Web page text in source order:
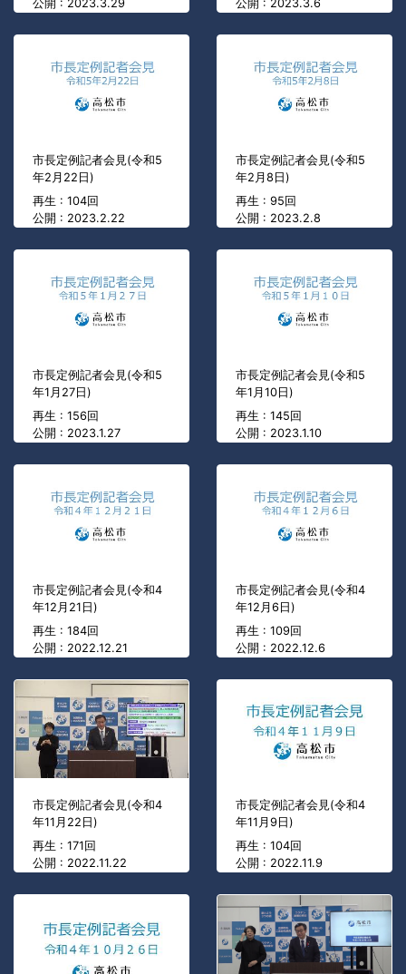
公開 : 2023.3.29 公開 : 2023.3.6
市長定例記者会見(令和5
年2月22日)
再生 : 104回
公開 : 2023.2.22
市長定例記者会見(令和5
年2月8日)
再生 : 95回
公開 : 2023.2.8
市長定例記者会見(令和5
年1月27日)
再生 : 156回
公開 : 2023.1.27
市長定例記者会見(令和5
年1月10日)
再生 : 145回
公開 : 2023.1.10
市長定例記者会見(令和4
年12月21日)
再生 : 184回
公開 : 2022.12.21
市長定例記者会見(令和4
年12月6日)
再生 : 109回
公開 : 2022.12.6
市長定例記者会見(令和4
年11月22日)
再生 : 171回
公開 : 2022.11.22
市長定例記者会見(令和4
年11月9日)
再生 : 104回
公開 : 2022.11.9